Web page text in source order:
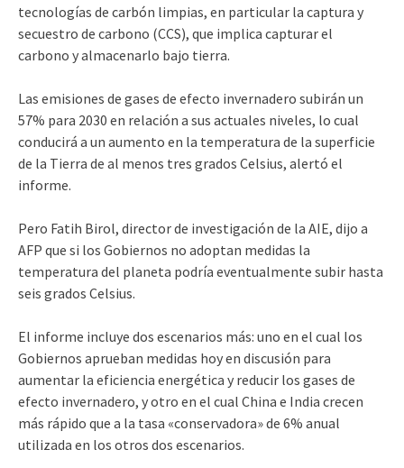
tecnologías de carbón limpias, en particular la captura y
secuestro de carbono (CCS), que implica capturar el
carbono y almacenarlo bajo tierra.
Las emisiones de gases de efecto invernadero subirán un
57% para 2030 en relación a sus actuales niveles, lo cual
conducirá a un aumento en la temperatura de la superficie
de la Tierra de al menos tres grados Celsius, alertó el
informe.
Pero Fatih Birol, director de investigación de la AIE, dijo a
AFP que si los Gobiernos no adoptan medidas la
temperatura del planeta podría eventualmente subir hasta
seis grados Celsius.
El informe incluye dos escenarios más: uno en el cual los
Gobiernos aprueban medidas hoy en discusión para
aumentar la eficiencia energética y reducir los gases de
efecto invernadero, y otro en el cual China e India crecen
más rápido que a la tasa «conservadora» de 6% anual
utilizada en los otros dos escenarios.